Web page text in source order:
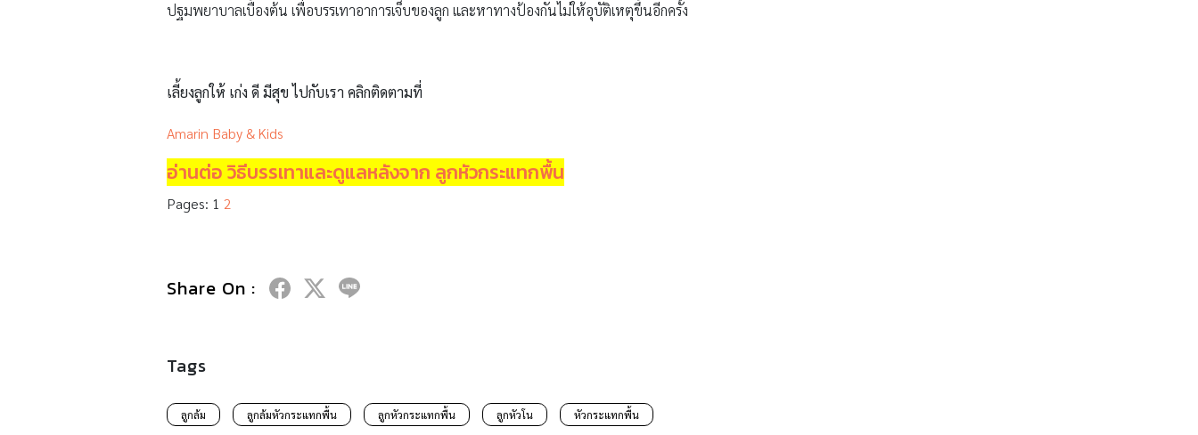
ปฐมพยาบาลเบื้องต้น เพื่อบรรเทาอาการเจ็บของลูก และหาทางป้องกันไม่ให้อุบัติเหตุขึ้นอีกครั้ง
เลี้ยงลูกให้ เก่ง ดี มีสุข ไปกับเรา คลิกติดตามที่
Amarin Baby & Kids
อ่านต่อ วิธีบรรเทาและดูแลหลังจาก ลูกหัวกระแทกพื้น
Pages: 1 2
Share On :
Tags
ลูกล้ม ลูกล้มหัวกระแทกพื้น ลูกหัวกระแทกพื้น ลูกหัวโน หัวกระแทกพื้น